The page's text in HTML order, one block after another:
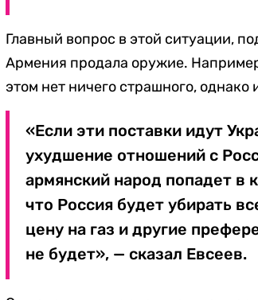
Главный вопрос в этой ситуации,
Армения продала оружие.
этом нет ничего страшного,
«Если эти поставки идут
ухудшение отношений с
армянский народ попадет в
что Россия будет убирать
цену на газ и другие
не будет», — сказал Евсеев.